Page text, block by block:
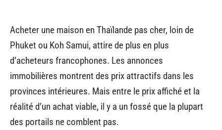
Acheter une maison en Thaïlande pas cher, loin de
Phuket ou Koh Samui, attire de plus en plus
d’acheteurs francophones. Les annonces
immobilières montrent des prix attractifs dans les
provinces intérieures. Mais entre le prix affiché et la
réalité d’un achat viable, il y a un fossé que la plupart
des portails ne comblent pas.